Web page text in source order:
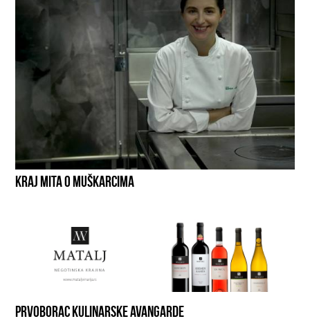
KRAJ MITA O MUŠKARCIMA
PRVOBORAC KULINARSKE AVANGARDE